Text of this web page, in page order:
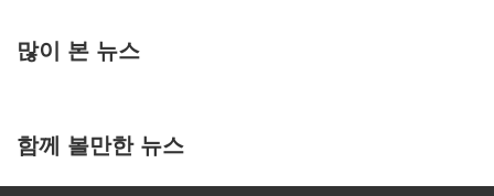
많이 본 뉴스
함께 볼만한 뉴스